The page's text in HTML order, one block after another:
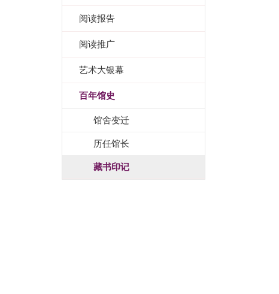
阅读报告
阅读推广
艺术大银幕
百年馆史
馆舍变迁
历任馆长
藏书印记